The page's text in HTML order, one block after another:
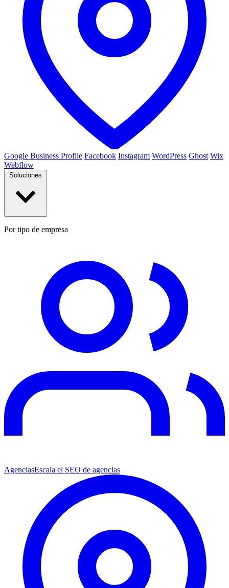
Google Business Profile Facebook Instagram WordPress Ghost Wix
Webflow
Por tipo de empresa
AgenciasEscala el SEO de agencias